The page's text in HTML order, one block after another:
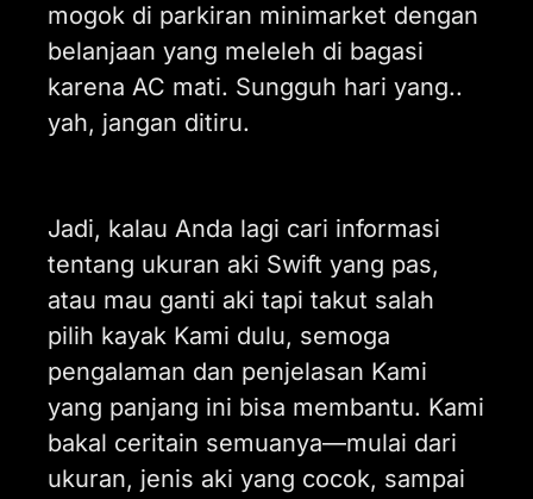
mogok di parkiran minimarket dengan
belanjaan yang meleleh di bagasi
karena AC mati. Sungguh hari yang..
yah, jangan ditiru.
Jadi, kalau Anda lagi cari informasi
tentang ukuran aki Swift yang pas,
atau mau ganti aki tapi takut salah
pilih kayak Kami dulu, semoga
pengalaman dan penjelasan Kami
yang panjang ini bisa membantu. Kami
bakal ceritain semuanya—mulai dari
ukuran, jenis aki yang cocok, sampai